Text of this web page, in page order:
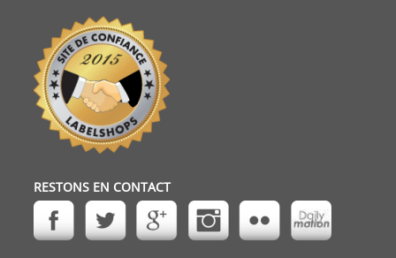
RESTONS EN CONTACT